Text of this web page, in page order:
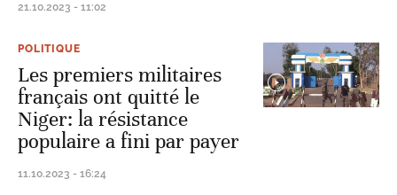
21.10.2023 - 11:02
POLITIQUE
Les premiers militaires
français ont quitté le
Niger: la résistance
populaire a fini par payer
11.10.2023 - 16:24